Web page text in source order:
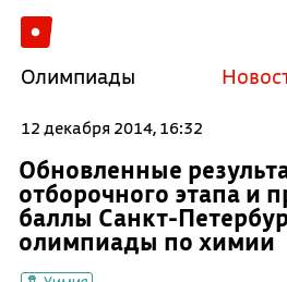
Олимпиады
12 декабря 2014, 16:32
Обновленные
отборочного этапа и
баллы Санкт-
олимпиады по химии